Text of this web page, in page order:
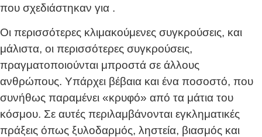
που σχεδιάστηκαν για .
Οι περισσότερες κλιμακούμενες συγκρούσεις, και
μάλιστα, οι περισσότερες συγκρούσεις,
πραγματοποιούνται μπροστά σε άλλους
ανθρώπους. Υπάρχει βέβαια και ένα ποσοστό, που
συνήθως παραμένει «κρυφό» από τα μάτια του
κόσμου. Σε αυτές περιλαμβάνονται εγκληματικές
πράξεις όπως ξυλοδαρμός, ληστεία, βιασμός και